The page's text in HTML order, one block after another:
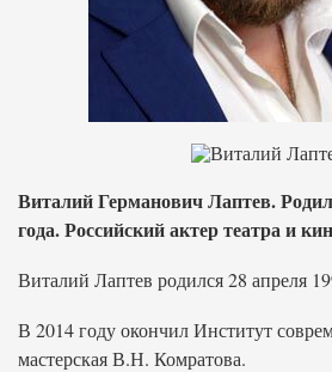
Виталий Германович Лаптев.
года. Российский актер театра и
Виталий Лаптев родился 28 апреля
В 2014 году окончил Институт
мастерская В.Н. Комратова.